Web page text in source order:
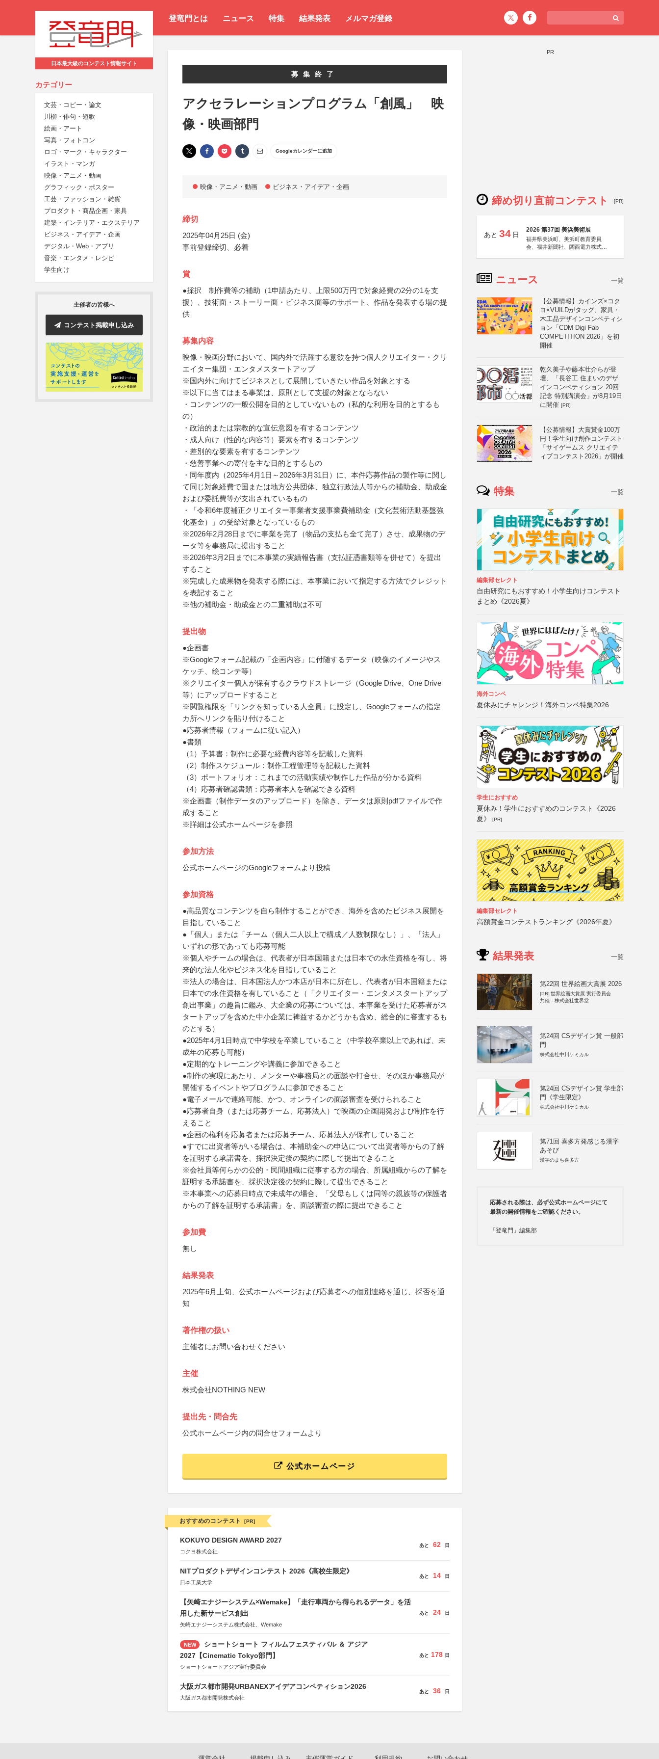
登竜門とは ニュース 特集 結果発表 メルマガ登録
日本最大級のコンテスト情報サイト
カテゴリー
文芸・コピー・論文
川柳・俳句・短歌
絵画・アート
写真・フォトコン
ロゴ・マーク・キャラクター
イラスト・マンガ
映像・アニメ・動画
グラフィック・ポスター
工芸・ファッション・雑貨
プロダクト・商品企画・家具
建築・インテリア・エクステリア
ビジネス・アイデア・企画
デジタル・Web・アプリ
音楽・エンタメ・レシピ
学生向け
主催者の皆様へ
コンテスト掲載申し込み
募集終了
アクセラレーションプログラム「創風」 映
像・映画部門
Googleカレンダーに追加
映像・アニメ・動画 ビジネス・アイデア・企画
締切
2025年04月25日 (金)
事前登録締切、必着
賞
●採択 制作費等の補助（1申請あたり、上限500万円で対象経費の2分の1を支
援）、技術面・ストーリー面・ビジネス面等のサポート、作品を発表する場の提
供
募集内容
映像・映画分野において、国内外で活躍する意欲を持つ個人クリエイター・クリ
エイター集団・エンタメスタートアップ
※国内外に向けてビジネスとして展開していきたい作品を対象とする
※以下に当てはまる事業は、原則として支援の対象とならない
・コンテンツの一般公開を目的としていないもの（私的な利用を目的とするも
の）
・政治的または宗教的な宣伝意図を有するコンテンツ
・成人向け（性的な内容等）要素を有するコンテンツ
・差別的な要素を有するコンテンツ
・慈善事業への寄付を主な目的とするもの
・同年度内（2025年4月1日～2026年3月31日）に、本件応募作品の製作等に関し
て同じ対象経費で国または地方公共団体、独立行政法人等からの補助金、助成金
および委託費等が支出されているもの
・「令和6年度補正クリエイター事業者支援事業費補助金（文化芸術活動基盤強
化基金）」の受給対象となっているもの
※2026年2月28日までに事業を完了（物品の支払も全て完了）させ、成果物のデ
ータ等を事務局に提出すること
※2026年3月2日までに本事業の実績報告書（支払証憑書類等を併せて）を提出
すること
※完成した成果物を発表する際には、本事業において指定する方法でクレジット
を表記すること
※他の補助金・助成金との二重補助は不可
提出物
●企画書
※Googleフォーム記載の「企画内容」に付随するデータ（映像のイメージやス
ケッチ、絵コンテ等）
※クリエイター個人が保有するクラウドストレージ（Google Drive、One Drive
等）にアップロードすること
※閲覧権限を「リンクを知っている人全員」に設定し、Googleフォームの指定
カ所へリンクを貼り付けること
●応募者情報（フォームに従い記入）
●書類
（1）予算書：制作に必要な経費内容等を記載した資料
（2）制作スケジュール：制作工程管理等を記載した資料
（3）ポートフォリオ：これまでの活動実績や制作した作品が分かる資料
（4）応募者確認書類：応募者本人を確認できる資料
※企画書（制作データのアップロード）を除き、データは原則pdfファイルで作
成すること
※詳細は公式ホームページを参照
参加方法
公式ホームページのGoogleフォームより投稿
参加資格
●高品質なコンテンツを自ら制作することができ、海外を含めたビジネス展開を
目指していること
●「個人」または「チーム（個人二人以上で構成／人数制限なし）」、「法人」
いずれの形であっても応募可能
※個人やチームの場合は、代表者が日本国籍または日本での永住資格を有し、将
来的な法人化やビジネス化を目指していること
※法人の場合は、日本国法人かつ本店が日本に所在し、代表者が日本国籍または
日本での永住資格を有していること（「クリエイター・エンタメスタートアップ
創出事業」の趣旨に鑑み、大企業の応募については、本事業を受けた応募者がス
タートアップを含めた中小企業に裨益するかどうかも含め、総合的に審査するも
のとする）
●2025年4月1日時点で中学校を卒業していること（中学校卒業以上であれば、未
成年の応募も可能）
●定期的なトレーニングや講義に参加できること
●制作の実現にあたり、メンターや事務局との面談や打合せ、そのほか事務局が
開催するイベントやプログラムに参加できること
●電子メールで連絡可能、かつ、オンラインの面談審査を受けられること
●応募者自身（または応募チーム、応募法人）で映画の企画開発および制作を行
えること
●企画の権利を応募者または応募チーム、応募法人が保有していること
●すでに出資者等がいる場合は、本補助金への申込について出資者等からの了解
を証明する承諾書を、採択決定後の契約に際して提出できること
※会社員等何らかの公的・民間組織に従事する方の場合、所属組織からの了解を
証明する承諾書を、採択決定後の契約に際して提出できること
※本事業への応募日時点で未成年の場合、「父母もしくは同等の親族等の保護者
からの了解を証明する承諾書」を、面談審査の際に提出できること
参加費
無し
結果発表
2025年6月上旬、公式ホームページおよび応募者への個別連絡を通じ、採否を通
知
著作権の扱い
主催者にお問い合わせください
主催
株式会社NOTHING NEW
提出先・問合先
公式ホームページ内の問合せフォームより
公式ホームページ
おすすめのコンテスト [PR]
KOKUYO DESIGN AWARD 2027
コクヨ株式会社
あと 62 日
NITプロダクトデザインコンテスト 2026《高校生限定》
日本工業大学
あと 14 日
【矢崎エナジーシステム×Wemake】「走行車両から得られるデータ」を活
用した新サービス創出
矢崎エナジーシステム株式会社、Wemake
あと 24 日
NEW
ショートショート フィルムフェスティバル ＆ アジア
2027【Cinematic Tokyo部門】
ショートショートアジア実行委員会
あと 178 日
大阪ガス都市開発URBANEXアイデアコンペティション2026
大阪ガス都市開発株式会社
あと 36 日
PR
締め切り直前コンテスト [PR]
あと 34 日
2026 第37回 美浜美術展
福井県美浜町、美浜町教育委員
会、福井新聞社、関西電力株式会
ニュース 一覧
【公募情報】カインズ×コク
ヨ×VUILDがタッグ、家具・
木工品デザインコンペティシ
ョン「CDM Digi Fab
COMPETITION 2026」を初
開催
乾久美子や藤本壮介らが登
壇、「長谷工 住まいのデザ
インコンペティション 20回
記念 特別講演会」が8月19日
に開催 [PR]
【公募情報】大賞賞金100万
円！学生向け創作コンテスト
「サイゲームス クリエイテ
ィブコンテスト2026」が開催
特集 一覧
編集部セレクト
自由研究にもおすすめ！小学生向けコンテスト
まとめ《2026夏》
海外コンペ
夏休みにチャレンジ！海外コンペ特集2026
学生におすすめ
夏休み！学生におすすめのコンテスト《2026
夏》
[PR]
編集部セレクト
高額賞金コンテストランキング《2026年夏》
結果発表 一覧
第22回 世界絵画大賞展 2026
[PR] 世界絵画大賞展 実行委員会
共催：株式会社世界堂
第24回 CSデザイン賞 一般部
門
株式会社中川ケミカル
第24回 CSデザイン賞 学生部
門《学生限定》
株式会社中川ケミカル
第71回 喜多方発感じる漢字
あそび
漢字のまち喜多方
応募される際は、必ず公式ホームページにて
最新の開催情報をご確認ください。
「登竜門」編集部